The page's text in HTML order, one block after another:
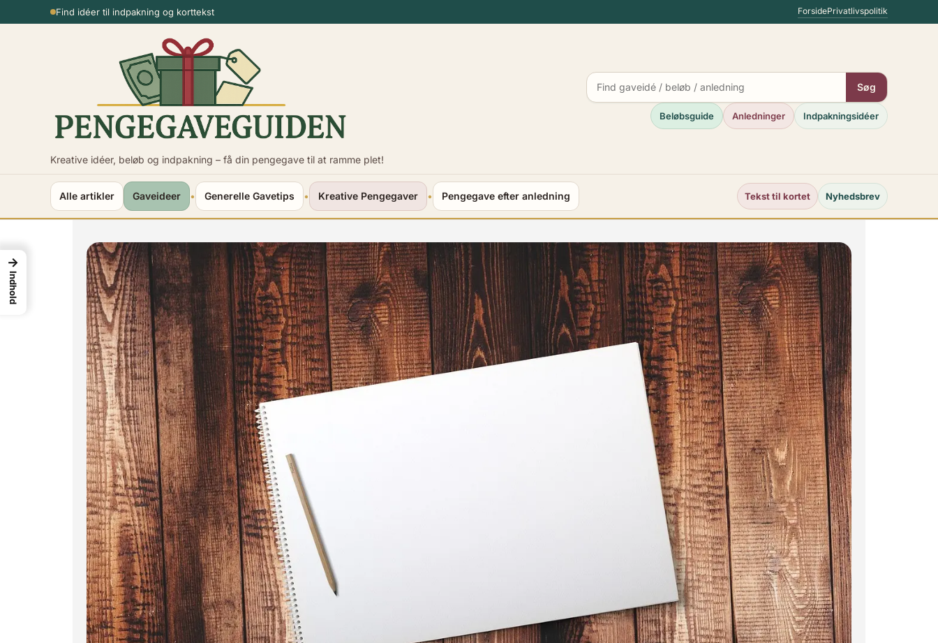
til
Usikker på beløbet? ForsidePrivatlivspolitik
Kreative idéer, beløb og indpakning – få din pengegave til at ramme plet!
Søg
Beløbsguide Anledninger Indpakningsidéer
Alle artikler Gaveideer • Generelle Gavetips • Kreative Pengegaver • Pengegave efter anledning Tekst til kortet Nyhedsbrev
→
Indhold